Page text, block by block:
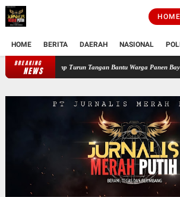
HOME
HOME BERITA DAERAH NASIONAL
BREAKING
NEWSPerkuat Ketahanan Pangan Wilayah, Babinsa